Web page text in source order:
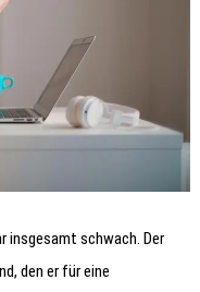
insgesamt schwach. Der
den er für eine